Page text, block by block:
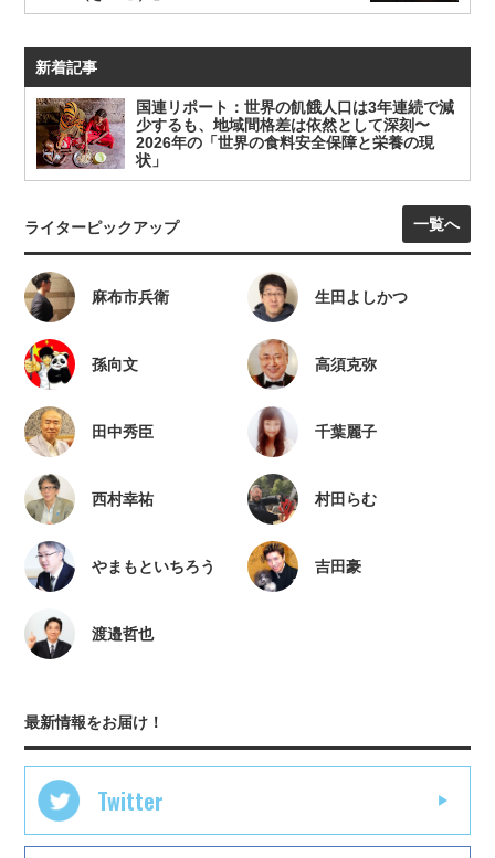
新着記事
国連リポート：世界の飢餓人口は3年連続で減
少するも、地域間格差は依然として深刻〜
2026年の「世界の食料安全保障と栄養の現
状」
ライターピックアップ 一覧へ
麻布市兵衛 生田よしかつ
孫向文 高須克弥
田中秀臣 千葉麗子
西村幸祐 村田らむ
やまもといちろう 吉田豪
渡邉哲也
最新情報をお届け！
Twitter